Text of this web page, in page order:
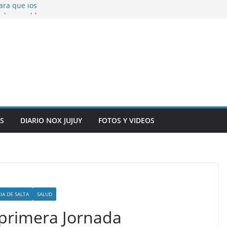
que los
la salud de
y alarma en el
DIARIO NOX JUJUY FOTOS Y VIDEOS
DE SALTA SALUD
Jornada